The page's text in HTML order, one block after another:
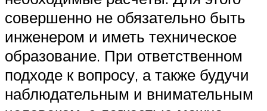
совершенно не обязательно быть
инженером и иметь техническое
образование. При ответственном
подходе к вопросу, а также будучи
наблюдательным и внимательным